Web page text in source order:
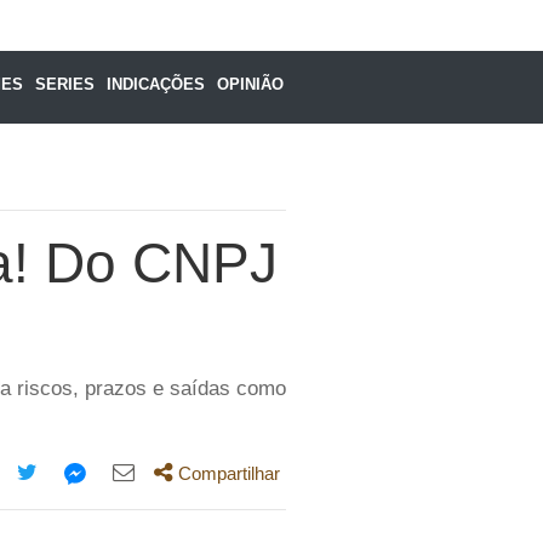
SERIES INDICAÇÕES OPINIÃO
Do CNPJ
riscos, prazos e saídas como
Compartilhe
Compartilhe
Compartilhe
Compartilhar